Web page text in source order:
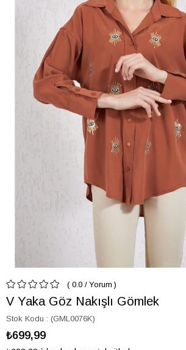
0.0 / Yorum
V Yaka Göz Nakışlı Gömlek
Stok Kodu (GML0076K)
₺699,99